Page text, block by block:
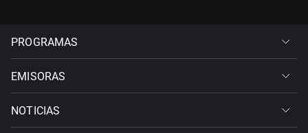
PROGRAMAS
EMISORAS
NOTICIAS